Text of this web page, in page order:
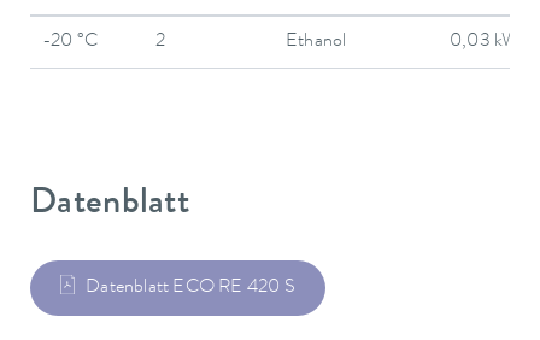
-20 °C 2 Ethanol 0,03 kW
Datenblatt
Datenblatt ECO RE 420 S